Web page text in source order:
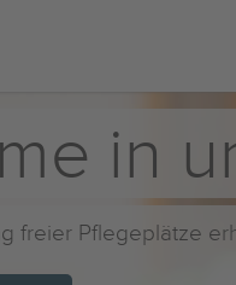
in
freier Pflegeplätze